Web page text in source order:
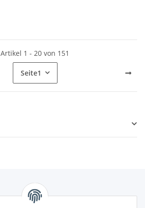
Artikel 1 - 20 von 151
Seite1